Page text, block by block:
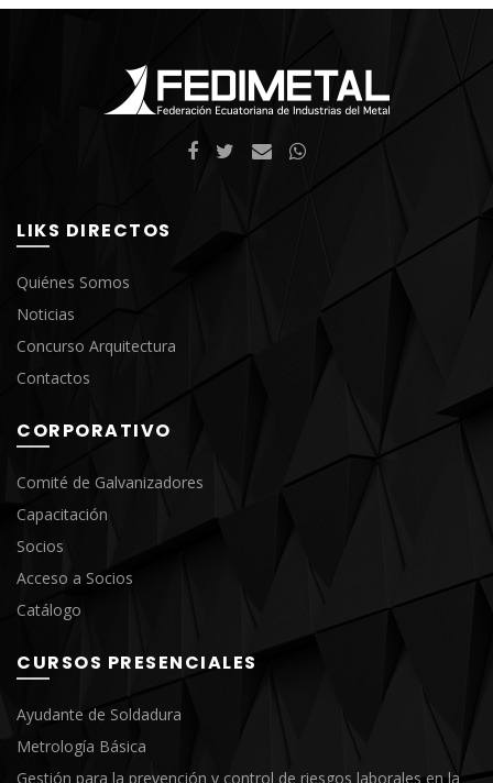
LIKS DIRECTOS
Quiénes Somos
Noticias
Concurso Arquitectura
Contactos
CORPORATIVO
Comité de Galvanizadores
Capacitación
Socios
Acceso a Socios
Catálogo
CURSOS PRESENCIALES
Ayudante de Soldadura
Metrología Básica
Gestión para la prevención y control de riesgos laborales en la